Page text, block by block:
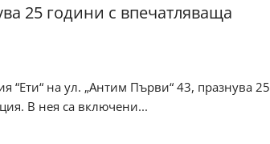
25 години с впечатляваща
“Ети“ на ул. „Антим Първи“ 43, празнува 25
В нея са включени...